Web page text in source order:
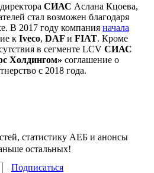
СИАС Аслана Кцоева,
стал возможен благодаря
В 2017 году компания начала
к Iveco, DAF и FIAT. Кроме
в сегменте LCV СИАС
Холдингом» соглашение о
с 2018 года.
статистику АЕБ и анонсы
остальных!
Подписаться